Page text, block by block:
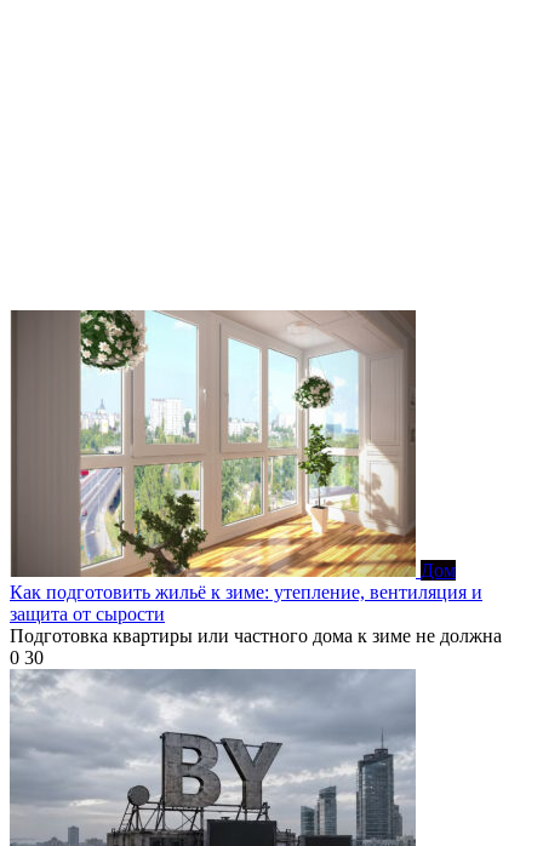
Дом
Как подготовить жильё к зиме: утепление, вентиляция и
защита от сырости
Подготовка квартиры или частного дома к зиме не должна
0 30